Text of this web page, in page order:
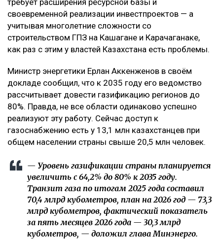
требует расширения ресурсной базы и
своевременной реализации инвестпроектов — а
учитывая многолетние сложности со
строительством ГПЗ на Кашагане и Карачаганаке,
как раз с этим у властей Казахстана есть проблемы.
Министр энергетики Ерлан Аккенженов в своём
докладе сообщил, что к 2035 году его ведомство
рассчитывает довести газификацию регионов до
80%. Правда, не все области одинаково успешно
реализуют эту работу. Сейчас доступ к
газоснабжению есть у 13,1 млн казахстанцев при
общем населении страны свыше 20,5 млн человек.
— Уровень газификации страны планируется
увеличить с 64,2% до 80% к 2035 году.
Транзит газа по итогам 2025 года составил
70,4 млрд кубометров, план на 2026 год — 73,3
млрд кубометров, фактический показатель
за пять месяцев 2026 года — 30,3 млрд
кубометров, — доложил глава Минэнерго.